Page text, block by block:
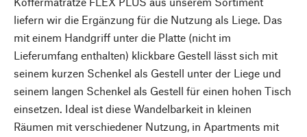
liefern wir die Ergänzung für die Nutzung als Liege. Das
mit einem Handgriff unter die Platte (nicht im
Lieferumfang enthalten) klickbare Gestell lässt sich mit
seinem kurzen Schenkel als Gestell unter der Liege und
seinem langen Schenkel als Gestell für einen hohen Tisch
einsetzen. Ideal ist diese Wandelbarkeit in kleinen
Räumen mit verschiedener Nutzung, in Apartments mit